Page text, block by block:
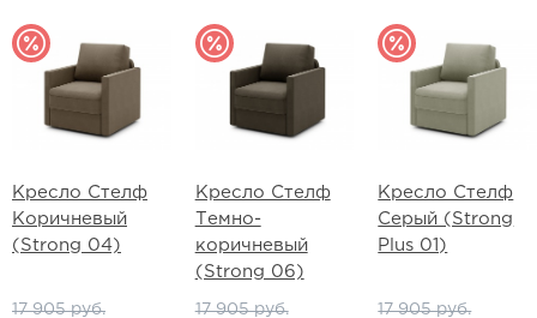
Кресло Стелф
Коричневый
(Strong 04)
17 905 руб.
Кресло Стелф
Темно-
коричневый
(Strong 06)
17 905 руб.
Кресло Стелф
Серый (Strong
Plus 01)
17 905 руб.